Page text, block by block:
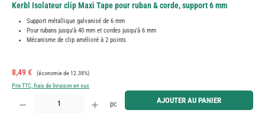
Kerbl Isolateur clip Maxi Tape pour ruban & corde, support 6 mm
Support métallique galvanisé de 6 mm
Pour rubans jusqu'à 40 mm et cordes jusqu'à 6 mm
Mécanisme de clip amélioré à 2 points
Prix de vente :
8,49 € Prix régulier :
(économie de 12.38%)
Prix TTC, frais de livraison en sus
Quantité de produit : Entrez la quantité souhaitée ou utilisez les boutons pour augmenter ou
pc AJOUTER AU PANIER